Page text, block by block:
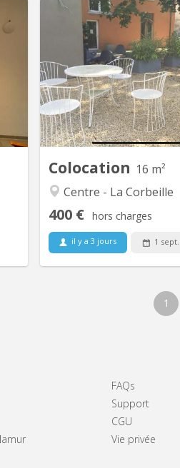
3
des
Colocation 16 m²
Centre - La Corbeille
400 € hors charges
il y a 3 jours 1 sept.
3 kots disponibles (sans
à partir du 01
étudiants(es) dans
maître: 2 UNamur
UNamur Médecine, 2
Henalux, 1 ESA Int
Jacquart, tous sérieux et
Agrées aux normes de
1
FAQs
Support
CGU
Vie privée